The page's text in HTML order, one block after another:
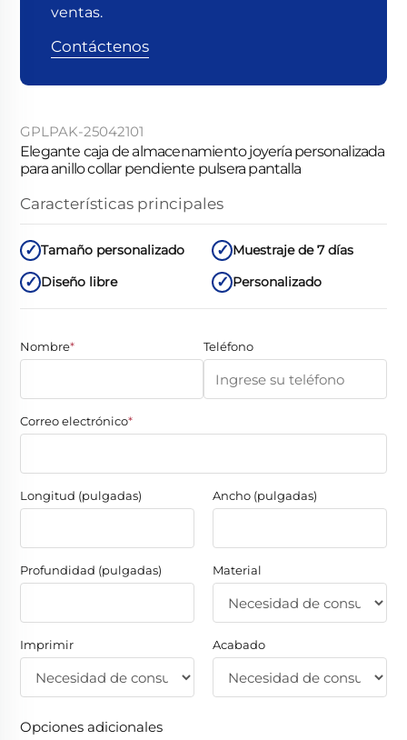
ventas.
Contáctenos
GPLPAK-25042101
Elegante caja de almacenamiento joyería personalizada
para anillo collar pendiente pulsera pantalla
Características principales
Tamaño personalizado
Muestraje de 7 días
Diseño libre
Personalizado
Nombre* Teléfono
Correo electrónico*
Longitud (pulgadas) Ancho (pulgadas)
Profundidad (pulgadas) Material
Imprimir Acabado
Opciones adicionales